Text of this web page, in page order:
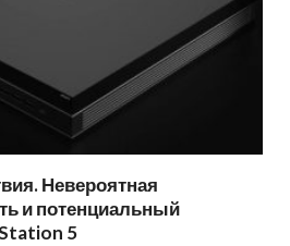
Невероятная
и потенциальный
5